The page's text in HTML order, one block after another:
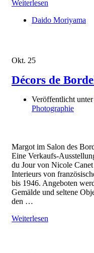
Weiterlesen
Daido Moriyama
Okt. 25
Décors de
Veröffentlicht unter
Photographie
Margot im Salon des
Eine Verkaufs-
du Jour von Nicole
Interieurs von
bis 1946. Angeboten
Gemälde und seltene
den …
Weiterlesen